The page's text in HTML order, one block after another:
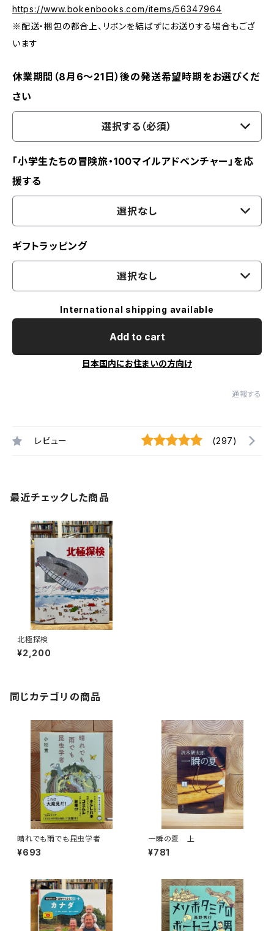
https://www.bokenbooks.com/items/56347964
※配送・梱包の都合上、リボンを結ばずにお送りする場合もござ
います
休業期間（8月6〜21日）後の発送希望時期をお選びくだ
さい
選択する（必須）
「小学生たちの冒険旅・100マイルアドベンチャー」を応
援する
選択なし
ギフトラッピング
選択なし
International shipping available
Add to cart
日本国内にお住まいの方向け
通報する
レビュー (297)
最近チェックした商品
北極探検
¥2,200
同じカテゴリの商品
晴れでも雨でも昆虫学者
¥693
一瞬の夏 上
¥781